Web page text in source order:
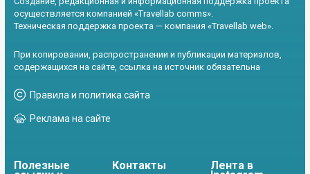
осуществляется компанией «Travellab comms».
Техническая поддержка проекта — компания «Travellab web».
При копировании, распространении и публикации материалов,
содержащихся на сайте, ссылка на источник обязательна
Правила и политика сайта
Реклама на сайте
Полезные Контакты Лента в